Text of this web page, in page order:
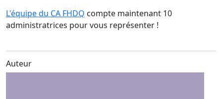
L'équipe du CA FHDQ compte maintenant 10
administratrices pour vous représenter !
Auteur